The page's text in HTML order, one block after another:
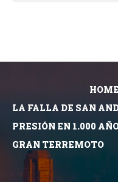
HOME
LA FALLA DE SAN
PRESIÓN EN 1.000
GRAN TERREMOTO